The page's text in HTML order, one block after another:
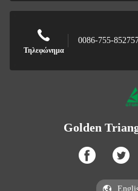
Τηλεφώνημα
0086-755-
Golden